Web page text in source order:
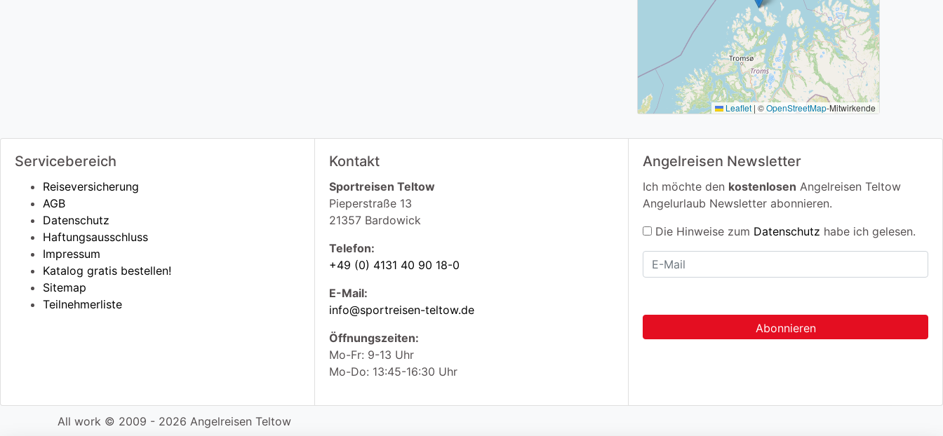
Leaflet | ©OpenStreetMap-Mitwirkende
Servicebereich
Reiseversicherung
AGB
Datenschutz
Haftungsausschluss
Impressum
Katalog gratis bestellen!
Sitemap
Teilnehmerliste
Kontakt
Sportreisen Teltow
Pieperstraße 13
21357 Bardowick
Telefon:
+49 (0) 4131 40 90 18-0
E-Mail:
info@sportreisen-teltow.de
Öffnungszeiten:
Mo-Fr: 9-13 Uhr
Mo-Do: 13:45-16:30 Uhr
Angelreisen Newsletter
Ich möchte den kostenlosen Angelreisen Teltow
Angelurlaub Newsletter abonnieren.
Die Hinweise zum Datenschutz habe ich gelesen.
All work © 2009 - 2026 Angelreisen Teltow